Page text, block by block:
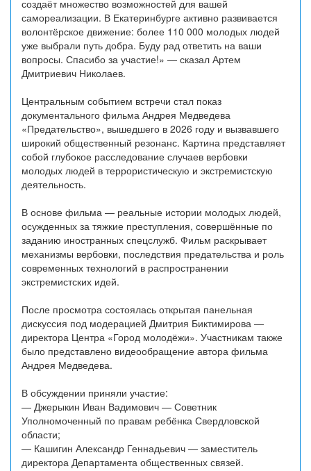
создаёт множество возможностей для вашей
самореализации. В Екатеринбурге активно развивается
волонтёрское движение: более 110 000 молодых людей
уже выбрали путь добра. Буду рад ответить на ваши
вопросы. Спасибо за участие!» — сказал Артем
Дмитриевич Николаев.
Центральным событием встречи стал показ
документального фильма Андрея Медведева
«Предательство», вышедшего в 2026 году и вызвавшего
широкий общественный резонанс. Картина представляет
собой глубокое расследование случаев вербовки
молодых людей в террористическую и экстремистскую
деятельность.
В основе фильма — реальные истории молодых людей,
осужденных за тяжкие преступления, совершённые по
заданию иностранных спецслужб. Фильм раскрывает
механизмы вербовки, последствия предательства и роль
современных технологий в распространении
экстремистских идей.
После просмотра состоялась открытая панельная
дискуссия под модерацией Дмитрия Биктимирова —
директора Центра «Город молодёжи». Участникам также
было представлено видеообращение автора фильма
Андрея Медведева.
В обсуждении приняли участие:
— Джерыкин Иван Вадимович — Советник
Уполномоченный по правам ребёнка Свердловской
области;
— Кашигин Александр Геннадьевич — заместитель
директора Департамента общественных связей.